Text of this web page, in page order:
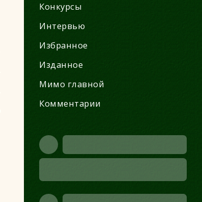
Конкурсы
Интервью
Избранное
Изданное
Мимо главной
Комментарии